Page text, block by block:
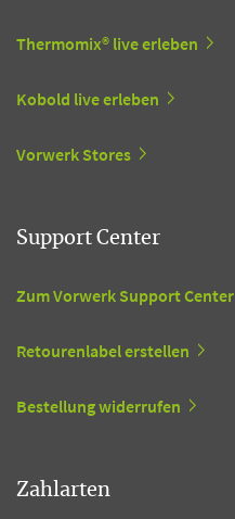
Thermomix® live erleben
Kobold live erleben
Vorwerk Stores
Support Center
Zum Vorwerk Support Center
Retourenlabel erstellen
Bestellung widerrufen
Zahlarten